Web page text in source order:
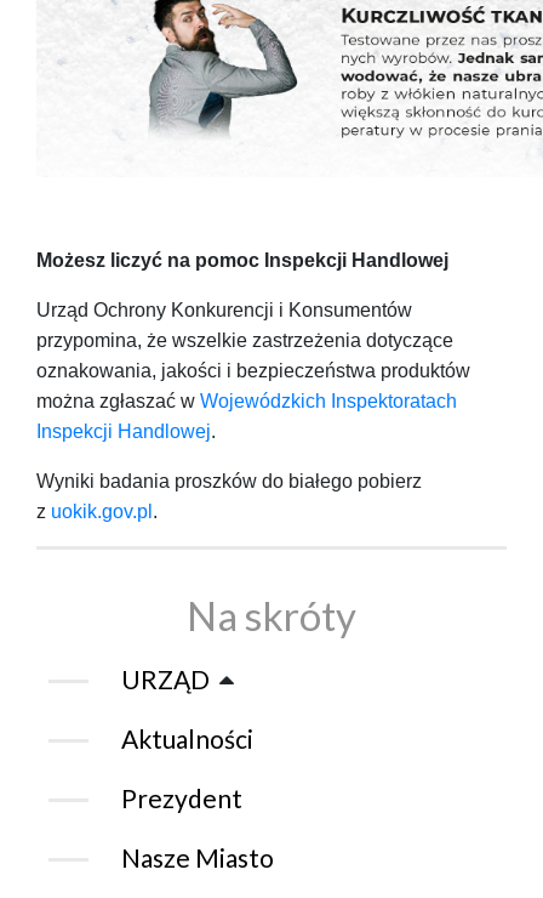
Możesz liczyć na pomoc Inspekcji Handlowej
Urząd Ochrony Konkurencji i Konsumentów
przypomina, że wszelkie zastrzeżenia dotyczące
oznakowania, jakości i bezpieczeństwa produktów
można zgłaszać w Wojewódzkich Inspektoratach
Inspekcji Handlowej.
Wyniki badania proszków do białego pobierz
z uokik.gov.pl .
Na skróty
URZĄD
Aktualności
Prezydent
Nasze Miasto